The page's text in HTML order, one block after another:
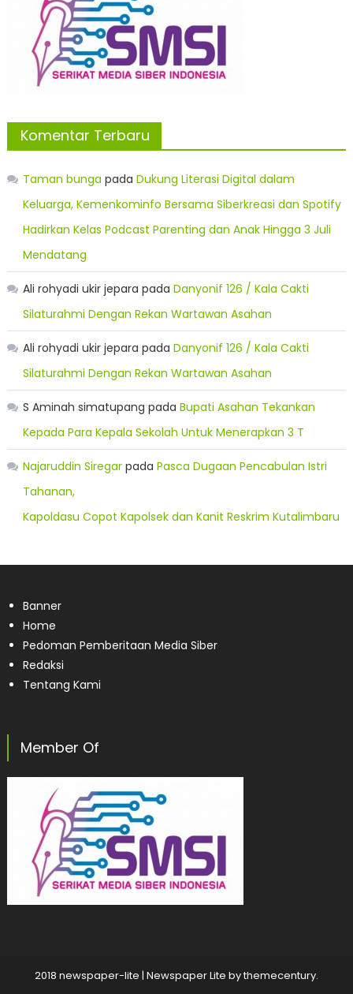
Komentar Terbaru
Taman bunga pada Dukung Literasi Digital dalam
Keluarga, Kemenkominfo Bersama Siberkreasi dan Spotify
Hadirkan Kelas Podcast Parenting dan Anak Hingga 3 Juli
Mendatang
Ali rohyadi ukir jepara pada Danyonif 126 / Kala Cakti
Silaturahmi Dengan Rekan Wartawan Asahan
Ali rohyadi ukir jepara pada Danyonif 126 / Kala Cakti
Silaturahmi Dengan Rekan Wartawan Asahan
S Aminah simatupang pada Bupati Asahan Tekankan
Kepada Para Kepala Sekolah Untuk Menerapkan 3 T
Najaruddin Siregarpada Pasca Dugaan Pencabulan Istri
Tahanan,
Kapoldasu Copot Kapolsek dan Kanit Reskrim Kutalimbaru
Banner
Home
Pedoman Pemberitaan Media Siber
Redaksi
Tentang Kami
Member Of
2018 newspaper-lite | Newspaper Lite bythemecentury.